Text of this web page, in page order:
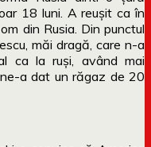
18 luni. A reușit ca în
din Rusia. Din punctul
măi dragă, care n-a
ca la ruși, având mai
a dat un răgaz de 20